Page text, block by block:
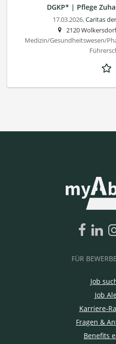
DGKP* | Pflege
17.03.2026,Caritas
2120
Medizin/Gesundheitswesen/
FÜR
Job
Job
Karriere-
Fragen &
Benefits